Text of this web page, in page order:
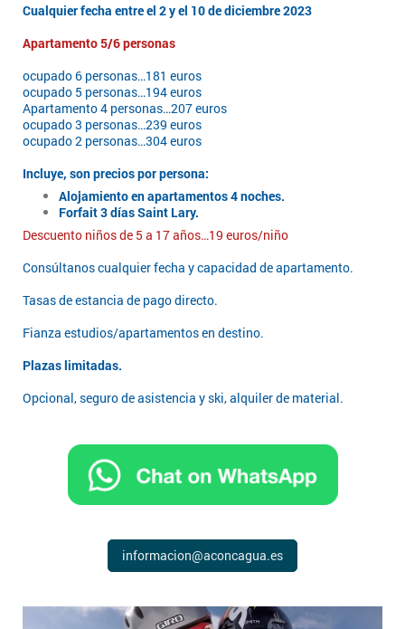
Cualquier fecha entre el 2 y el 10 de diciembre 2023
Apartamento 5/6 personas
ocupado 6 personas…181 euros
ocupado 5 personas…194 euros
Apartamento 4 personas…207 euros
ocupado 3 personas…239 euros
ocupado 2 personas…304 euros
Incluye, son precios por persona:
Alojamiento en apartamentos 4 noches.
Forfait 3 días Saint Lary.
Descuento niños de 5 a 17 años…19 euros/niño
Consúltanos cualquier fecha y capacidad de apartamento.
Tasas de estancia de pago directo.
Fianza estudios/apartamentos en destino.
Plazas limitadas.
Opcional, seguro de asistencia y ski, alquiler de material.
informacion@aconcagua.es